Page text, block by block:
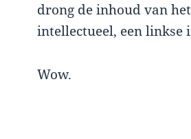
drong de inhoud van
intellectueel, een linkse
Wow.